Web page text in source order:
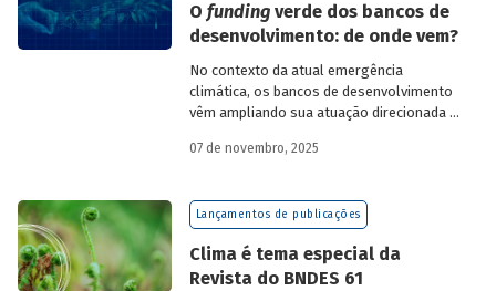
países – líderes políticos, diplomatas,
cientistas, jornalistas e organizações da
sociedade civil – discutiram o impacto das
atividades socioeconômicas para o meio
ambiente. Como principal resultado, os
países participantes reconheceram os
graves riscos de um modelo
O fundingverde dos bancos de
desenvolvimento: de onde vem?
No contexto da atual emergência
climática, os bancos de desenvolvimento
vêm ampliando sua atuação direcionada à
e, consequentemente, buscado novas
Estudo especial do BNDES 61
onde vem ofundingverde dos principais
o BNDES aos seus pares.
07 de novembro, 2025
Lançamentos de publicações
Clima é tema especial da
Revista do BNDES 61